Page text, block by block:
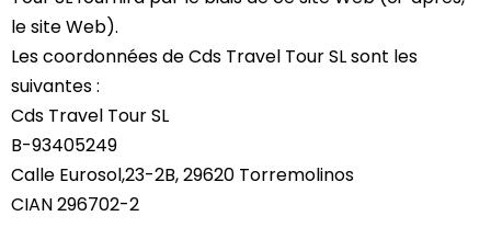
le site Web).
Les coordonnées de Cds Travel Tour SL sont les
suivantes :
Cds Travel Tour SL
B-93405249
Calle Eurosol,23-2B, 29620 Torremolinos
CIAN 296702-2